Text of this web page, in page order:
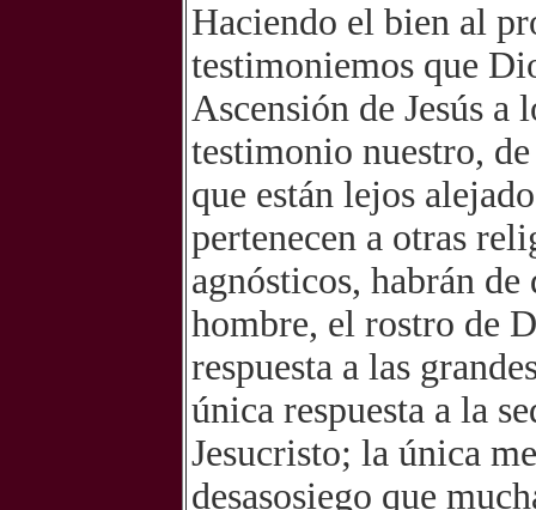
Haciendo el bien al
testimoniemos que
Ascensión de Jesús
testimonio nuestro,
que están lejos
pertenecen a otras
agnósticos, habrán
hombre, el rostro de
respuesta a las
única respuesta a la
Jesucristo; la única
desasosiego que